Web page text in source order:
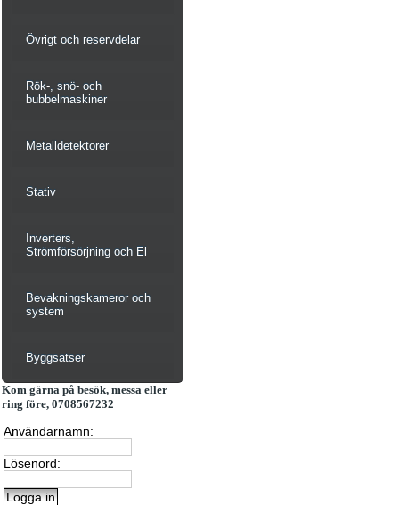
Övrigt och reservdelar
Rök-, snö- och
bubbelmaskiner
Metalldetektorer
Stativ
Inverters,
Strömförsörjning och El
Bevakningskameror och
system
Byggsatser
Kom gärna på besök, messa eller
ring före, 0708567232
Användarnamn:
Lösenord: